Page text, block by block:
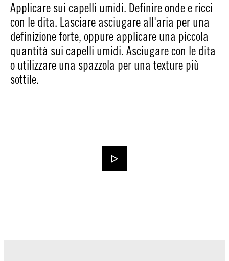
Applicare sui capelli umidi. Definire onde e ricci
con le dita. Lasciare asciugare all'aria per una
definizione forte, oppure applicare una piccola
quantità sui capelli umidi. Asciugare con le dita
o utilizzare una spazzola per una texture più
sottile.